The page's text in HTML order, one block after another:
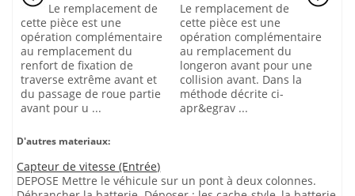
Le remplacement de
cette pièce est une
opération complémentaire
au remplacement du
renfort de fixation de
traverse extrême avant et
du passage de roue partie
avant pour u ...
Le remplacement de
cette pièce est une
opération complémentaire
au remplacement du
longeron avant pour une
collision avant. Dans la
méthode décrite ci-
apr&egrav ...
D'autres materiaux:
Capteur de vitesse (Entrée)
DEPOSE Mettre le véhicule sur un pont à deux colonnes.